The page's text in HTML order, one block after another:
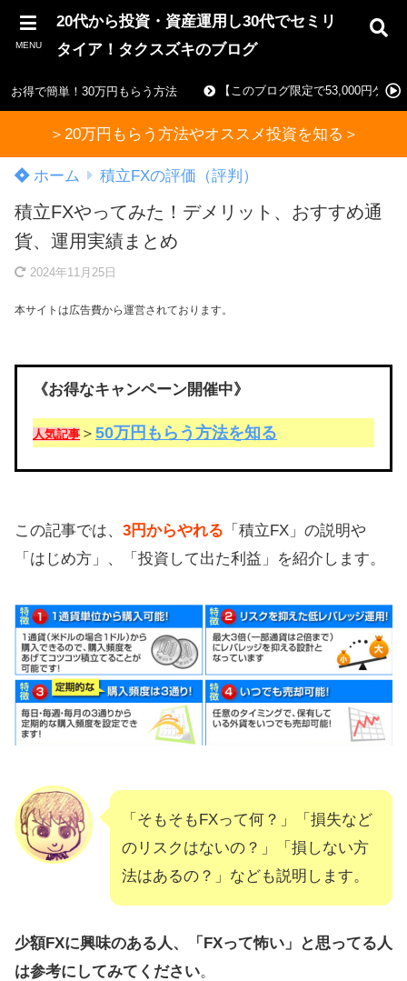
MENU
20代から投資・資産運用し30代でセミリ
タイア！タクスズキのブログ
お得で簡単！30万円もらう方法 【このブログ限定で53,000円ゲッ
＞20万円もらう方法やオススメ投資を知る＞
ホーム 積立FXの評価（評判）
積立FXやってみた！デメリット、おすすめ通
貨、運用実績まとめ
2024年11月25日
本サイトは広告費から運営されております。
《お得なキャンペーン開催中》
人気記事 ＞ 50万円もらう方法を知る
この記事では、 3円からやれる 「積立FX」の説明や
「はじめ方」、「投資して出た利益」を紹介します。
「そもそもFXって何？」「損失など
のリスクはないの？」「損しない方
法はあるの？」なども説明します。
少額FXに興味のある人、「FXって怖い」と思ってる人
は参考にしてみてください。